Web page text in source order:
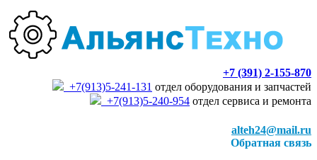
+7 (391) 2-155-870
+7(913)5-241-131 отдел оборудования и запчастей
+7(913)5-240-954 отдел сервиса и ремонта
alteh24@mail.ru
Обратная связь